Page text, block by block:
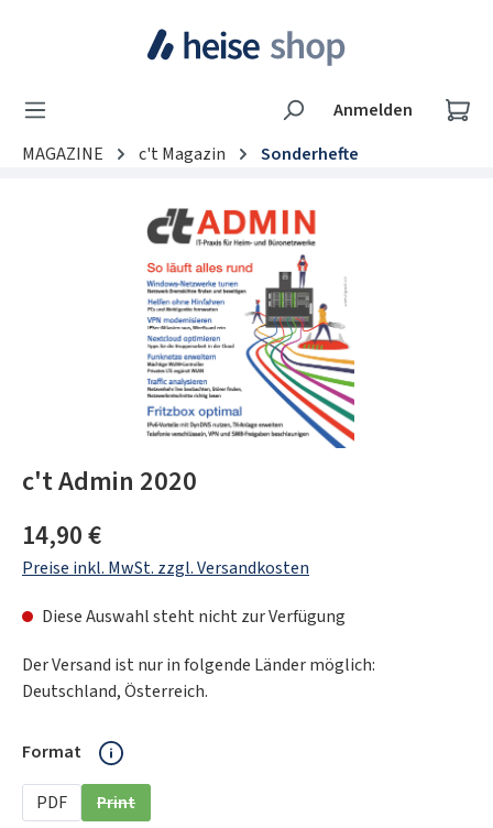
Zum Hauptinhalt springen
Anmelden
MAGAZINE
c't Magazin Sonderhefte
Bildergalerie überspringen
c't Admin 2020
Regulärer Preis:
14,90 €
Preise inkl. MwSt. zzgl. Versandkosten
Diese Auswahl steht nicht zur Verfügung
Der Versand ist nur in folgende Länder möglich:
Deutschland, Österreich.
Format auswählen
PDF Print
(Diese Option ist zurzeit nicht verfügbar.)